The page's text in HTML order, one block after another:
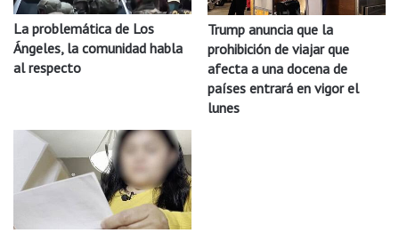
La problemática de Los
Ángeles, la comunidad habla
al respecto
Trump anuncia que la
prohibición de viajar que
afecta a una docena de
países entrará en vigor el
lunes